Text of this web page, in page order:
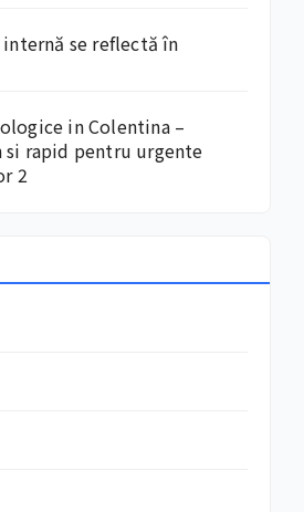
internă se reflectă în
in Colentina –
si rapid pentru urgente
2